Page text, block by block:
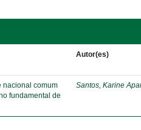
Autor(es)
nacional comum
fundamental de
Santos, Karine